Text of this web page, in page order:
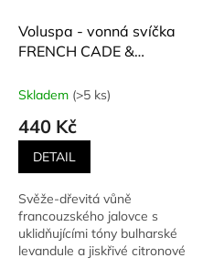
Voluspa - vonná svíčka
FRENCH CADE &
jalovec a levandule) 113
Skladem (>5 ks)
440 Kč
DETAIL
Svěže-dřevitá vůně
francouzského jalovce s
uklidňujícími tóny bulharské
levandule a jiskřivé citronové